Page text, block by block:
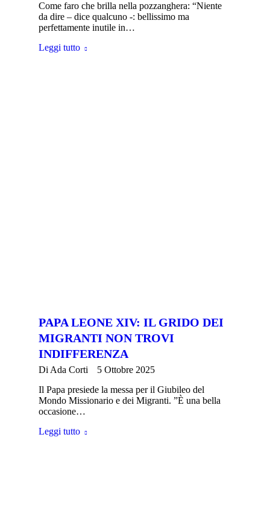
Come faro che brilla nella pozzanghera: “Niente
da dire – dice qualcuno -: bellissimo ma
perfettamente inutile in…
Leggi tutto
PAPA LEONE XIV: IL GRIDO DEI
MIGRANTI NON TROVI
INDIFFERENZA
Di Ada Corti
5 Ottobre 2025
Il Papa presiede la messa per il Giubileo del
Mondo Missionario e dei Migranti. ”È una bella
occasione…
Leggi tutto